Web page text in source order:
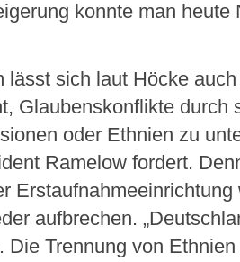
konnte man heute
lässt sich laut Höcke
Glaubenskonflikte durch
oder Ethnien zu
Ramelow fordert.
aufbrechen.
Die Trennung von